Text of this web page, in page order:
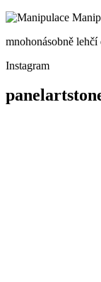
mnohonásobně
Instagram